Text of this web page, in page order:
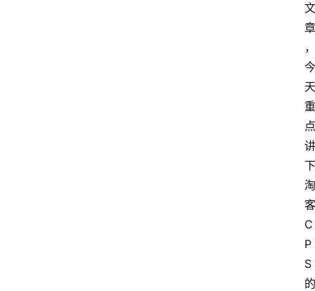
文
章
，
今
天
重
点
讲
下
淘
客
C
P
S
的